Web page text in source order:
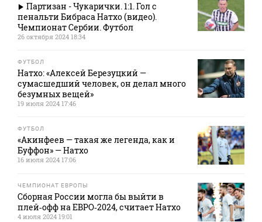
Партизан - Чукарички. 1:1. Гол с
пенальти Бибраса Натхо (видео).
Чемпионат Сербии. Футбол
26 октября 2024 18:34
ФУТБОЛ
Натхо: «Алексей Березуцкий —
сумасшедший человек, он делал много
безумных вещей»
19 июля 2024 17:46
ФУТБОЛ
«Акинфеев — такая же легенда, как и
Буффон» — Натхо
16 июля 2024 17:06
ЧЕМПИОНАТ ЕВРОПЫ
Сборная России могла бы выйти в
плей‑офф на ЕВРО‑2024, считает Натхо
4 июля 2024 19:01